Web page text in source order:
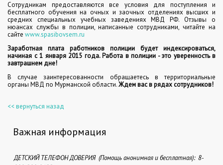
Сотрудникам предоставляются все условия для поступления и
бесплатного обучения на очных и заочных отделениях высших и
средних специальных учебных заведениях МВД РФ. Отзывы о
нюансах службы в полиции, написанные сотрудниками, читайте на
сайте www.spasibovsem.ru
Заработная плата работников полиции будет индексироваться,
начиная с 1 января 2015 года. Работа в полиции - это уверенность в
завтрашнем дне!
В случае заинтересованности обращаетесь в территориальные
органы МВД по Мурманской области.Ждем вас в рядах сотрудников!
<< вернуться назад
Важная информация
ДЕТСКИЙ ТЕЛЕФОН ДОВЕРИЯ (Помощь анонимная и бесплатная): 8-